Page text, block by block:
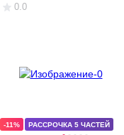
0.0
-11% РАССРОЧКА 5 ЧАСТЕЙ